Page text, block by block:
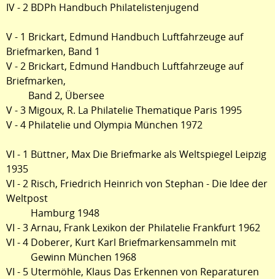
IV - 2 BDPh Handbuch Philatelistenjugend
V - 1 Brickart, Edmund Handbuch Luftfahrzeuge auf
Briefmarken, Band 1
V - 2 Brickart, Edmund Handbuch Luftfahrzeuge auf
Briefmarken,
Band 2, Übersee
V - 3 Migoux, R. La Philatelie Thematique Paris 1995
V - 4 Philatelie und Olympia München 1972
VI - 1 Büttner, Max Die Briefmarke als Weltspiegel Leipzig
1935
VI - 2 Risch, Friedrich Heinrich von Stephan - Die Idee der
Weltpost
Hamburg 1948
VI - 3 Arnau, Frank Lexikon der Philatelie Frankfurt 1962
VI - 4 Doberer, Kurt Karl Briefmarkensammeln mit
Gewinn München 1968
VI - 5 Utermöhle, Klaus Das Erkennen von Reparaturen